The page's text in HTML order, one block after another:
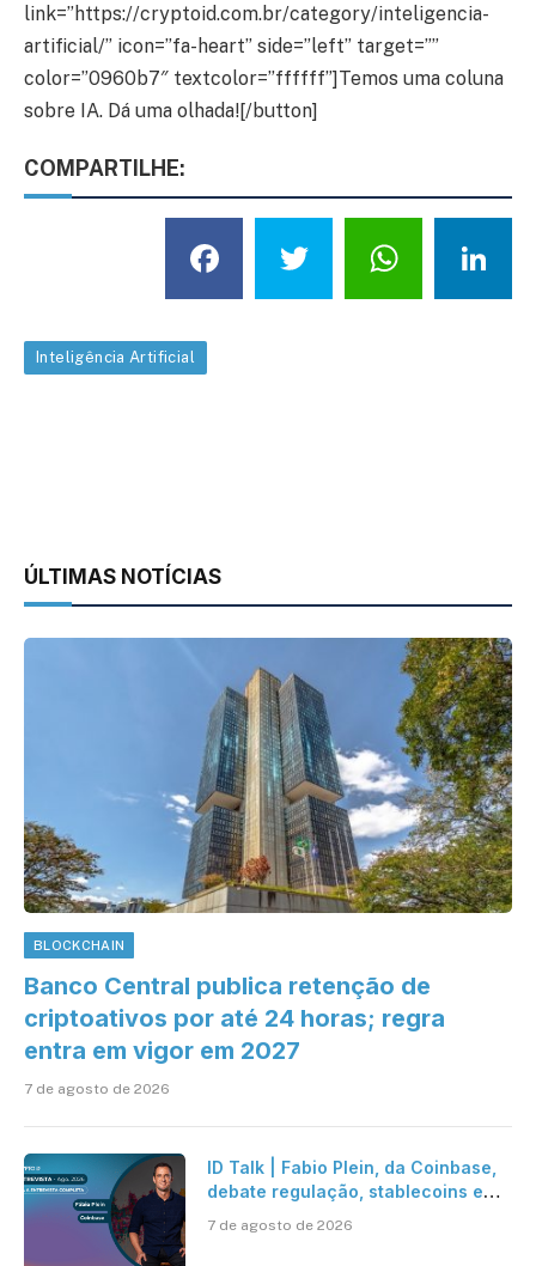
link=”https://cryptoid.com.br/category/inteligencia-
artificial/” icon=”fa-heart” side=”left” target=””
color=”0960b7″ textcolor=”ffffff”]Temos uma coluna
sobre IA. Dá uma olhada![/button]
COMPARTILHE:
Facebook
Twitter
Inteligência Artificial
ÚLTIMAS NOTÍCIAS
BLOCKCHAIN
Banco Central publica retenção de
criptoativos por até 24 horas; regra
entra em vigor em 2027
7 de agosto de 2026
ID Talk | Fabio Plein, da Coinbase,
debate regulação, stablecoins e
7 de agosto de 2026